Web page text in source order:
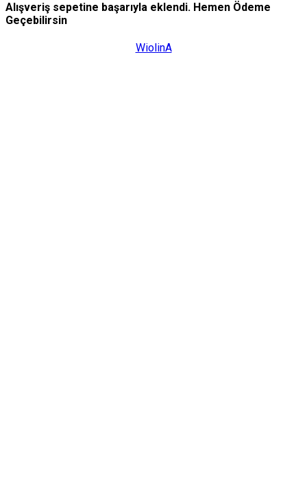
Alışveriş sepetine başarıyla eklendi. Hemen Ödeme
Geçebilirsin
WiolinA